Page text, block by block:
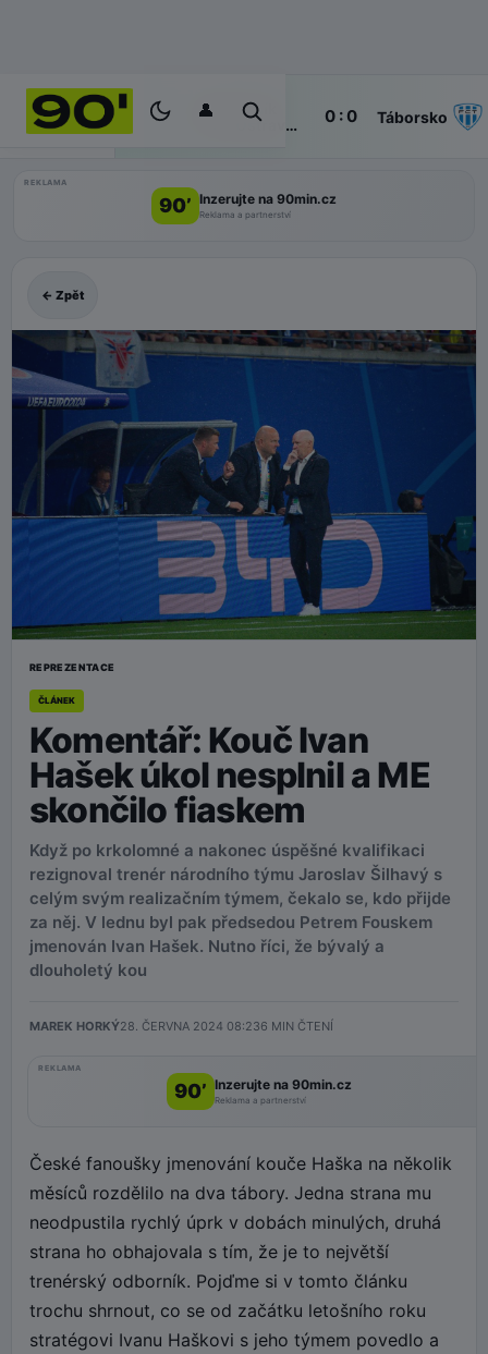
👤
ŽIVĚ 2'
Baník
Ostrava
0 : 0 Táborsko
REKLAMA
90’ Inzerujte na 90min.cz
Reklama a partnerství
← Zpět
REPREZENTACE
ČLÁNEK
Komentář: Kouč Ivan
Hašek úkol nesplnil a ME
skončilo fiaskem
Když po krkolomné a nakonec úspěšné kvalifikaci
rezignoval trenér národního týmu Jaroslav Šilhavý s
celým svým realizačním týmem, čekalo se, kdo přijde
za něj. V lednu byl pak předsedou Petrem Fouskem
jmenován Ivan Hašek. Nutno říci, že bývalý a
dlouholetý kou
MAREK HORKÝ28. ČERVNA 2024 08:236 MIN ČTENÍ
REKLAMA
90’ Inzerujte na 90min.cz
Reklama a partnerství
České fanoušky jmenování kouče Haška na několik
měsíců rozdělilo na dva tábory. Jedna strana mu
neodpustila rychlý úprk v dobách minulých, druhá
strana ho obhajovala s tím, že je to největší
trenérský odborník. Pojďme si v tomto článku
trochu shrnout, co se od začátku letošního roku
stratégovi Ivanu Haškovi s jeho týmem povedlo a